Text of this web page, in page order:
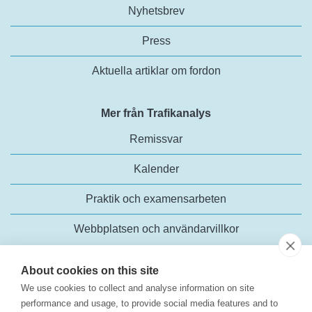
About cookies on this site
We use cookies to collect and analyse information on site
performance and usage, to provide social media features and to
Nyhetsbrev
Press
Aktuella artiklar om fordon
Mer från Trafikanalys
Remissvar
Kalender
Praktik och examensarbeten
Webbplatsen och användarvillkor